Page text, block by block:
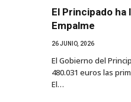
El Principado ha
Empalme
26 JUNIO, 2026
El Gobierno del
480.031 euros las
El…